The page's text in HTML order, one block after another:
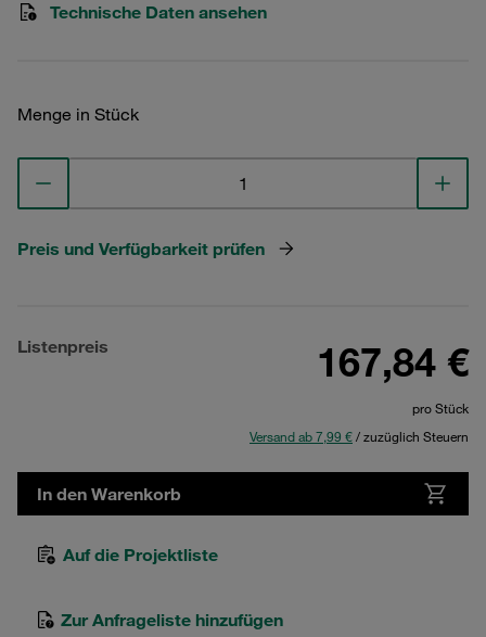
Technische Daten ansehen
Menge in Stück
Preis und Verfügbarkeit prüfen
Listenpreis 167,84 €
pro Stück
Versand ab 7,99 €/ zuzüglich Steuern
In den Warenkorb
Auf die Projektliste
Zur Anfrageliste hinzufügen